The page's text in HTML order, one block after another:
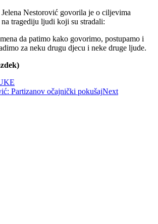
Nestorović govorila je o ciljevima
tragediju ljudi koji su stradali:
da patimo kako govorimo, postupamo i
za neku drugu djecu i neke druge ljude.
Partizanov očajnički pokušajNext